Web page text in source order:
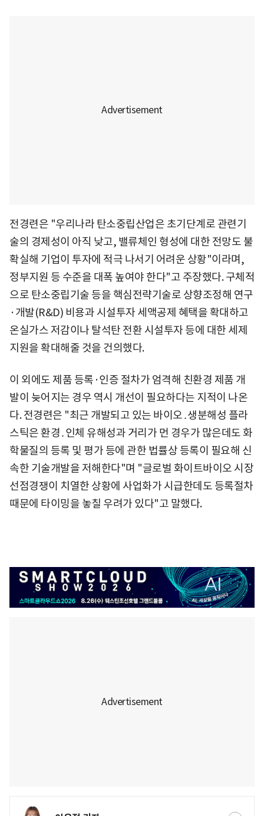
전경련은 "우리나라 탄소중립산업은 초기단계로 관련기
술의 경제성이 아직 낮고, 밸류체인 형성에 대한 전망도 불
확실해 기업이 투자에 적극 나서기 어려운 상황"이라며,
정부지원 등 수준을 대폭 높여야 한다"고 주장했다. 구체적
으로 탄소중립기술 등을 핵심전략기술로 상향조정해 연구
·개발(R&D) 비용과 시설투자 세액공제 혜택을 확대하고
온실가스 저감이나 탈석탄 전환 시설투자 등에 대한 세제
지원을 확대해줄 것을 건의했다.
이 외에도 제품 등록·인증 절차가 엄격해 친환경 제품 개
발이 늦어지는 경우 역시 개선이 필요하다는 지적이 나온
다. 전경련은 "최근 개발되고 있는 바이오․생분해성 플라
스틱은 환경․인체 유해성과 거리가 먼 경우가 많은데도 화
학물질의 등록 및 평가 등에 관한 법률상 등록이 필요해 신
속한 기술개발을 저해한다"며 "글로벌 화이트바이오 시장
선점경쟁이 치열한 상황에 사업화가 시급한데도 등록절차
때문에 타이밍을 놓칠 우려가 있다"고 말했다.